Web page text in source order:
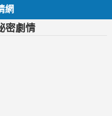
網
密劇情